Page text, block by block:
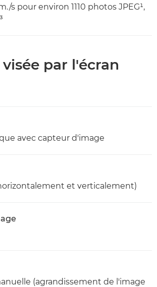
s pour environ 1110 photos JPEG¹,
par l'écran
avec capteur d'image
et verticalement)
(agrandissement de l'image